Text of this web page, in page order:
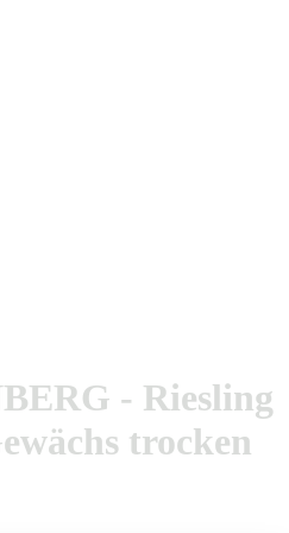
- Riesling
trocken